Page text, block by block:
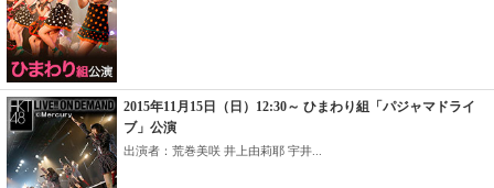
2015年11月15日（日）12:30～ ひまわり組「パジャマドライ
ブ」公演
出演者：荒巻美咲 井上由莉耶 宇井...